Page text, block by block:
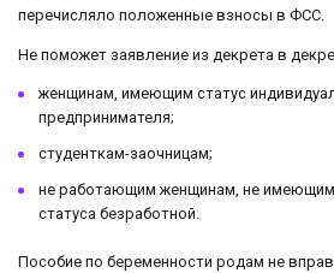
перечисляло положенные взносы в ФСС.
Не поможет заявление из декрета в
женщинам, имеющим статус
предпринимателя;
студенткам-заочницам;
не работающим женщинам, не
статуса безработной.
Пособие по беременности родам не